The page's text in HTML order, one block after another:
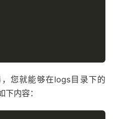
您就能够在logs目录下的
内容：